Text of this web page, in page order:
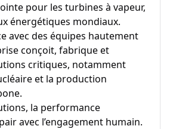
pour les turbines à vapeur,
énergétiques mondiaux.
avec des équipes hautement
conçoit, fabrique et
critiques, notamment
et la production
la performance
avec l’engagement humain.